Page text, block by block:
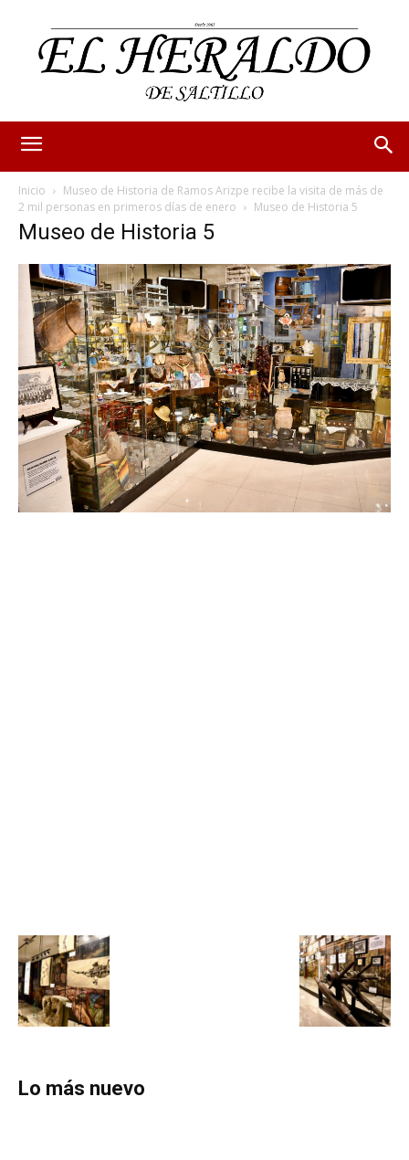
Inicio
Museo de Historia de Ramos Arizpe recibe la visita de más de
2 mil personas en primeros días de enero
Museo de Historia 5
Museo de Historia 5
Lo más nuevo